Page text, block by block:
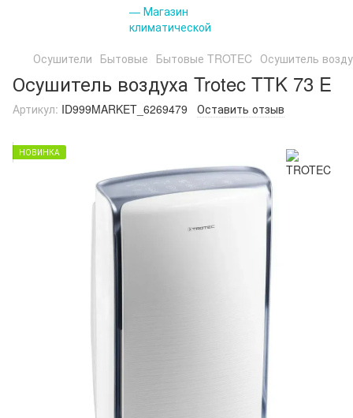
Осушители Бытовые Бытовые TROTEC Осушитель
Осушитель воздуха Trotec TTK 73 E
Артикул: ID999MARKET_6269479 Оставить отзыв
НОВИНКА